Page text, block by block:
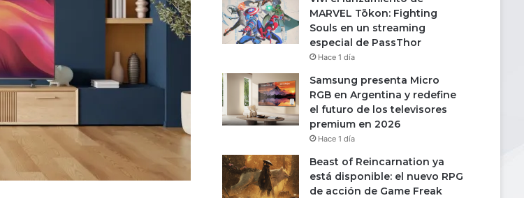
MARVEL Tōkon: Fighting
Souls en un streaming
especial de PassThor
Hace 1 día
Samsung presenta Micro
RGB en Argentina y redefine
el futuro de los televisores
premium en 2026
Hace 1 día
Beast of Reincarnation ya
está disponible: el nuevo RPG
de acción de Game Freak